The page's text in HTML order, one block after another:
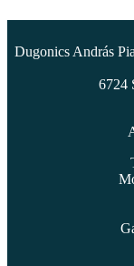
Dugonics András
6724